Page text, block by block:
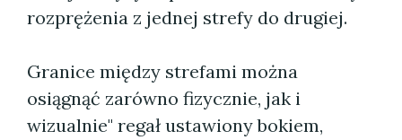
rozprężenia z jednej strefy do drugiej.
Granice między strefami można
osiągnąć zarówno fizycznie, jak i
wizualnie" regał ustawiony bokiem,